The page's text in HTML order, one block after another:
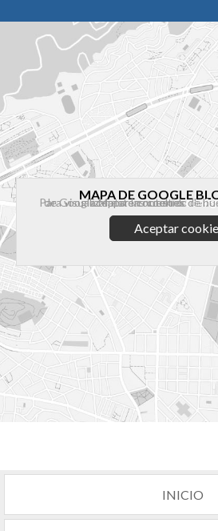
MAPA DE GOOGLE
Para visualizar este contenido debes aceptar las cookies de Google Maps en nuestro
o aceptar las cookies de
Aceptar
INICIO